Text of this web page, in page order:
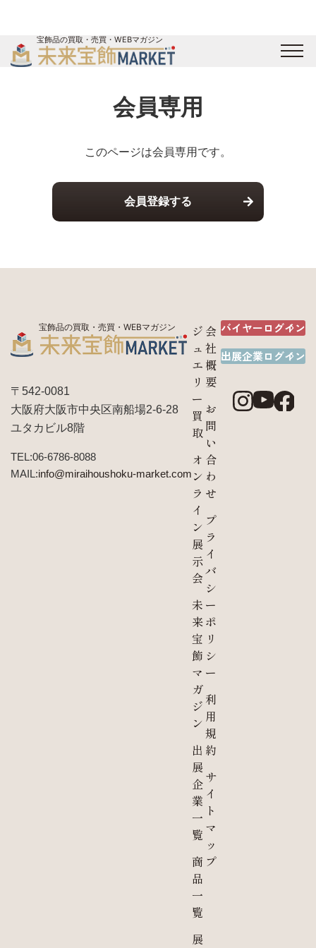
宝飾品の買取・売買・WEBマガジン
未来宝飾マガジン会員専用
このページは会員専用です。
会員登録する
宝飾品の買取・売買・WEBマガジン
〒542-0081
大阪府大阪市中央区南船場2-6-28
ユタカビル8階
TEL:06-6786-8088
MAIL:info@miraihoushoku-market.com
ジ
ュ
エ
リ
ー
買
取
オ
ン
ラ
イ
ン
展
示
会
未
来
宝
飾
マ
ガ
ジ
ン
出
展
企
業
一
覧
商
品
一
覧
展
会
社
概
要
お
問
い
合
わ
せ
プ
ラ
イ
バ
シ
ー
ポ
リ
シ
ー
利
用
規
約
サ
イ
ト
マ
ッ
プ
バイヤーログイン
出展企業ログイン